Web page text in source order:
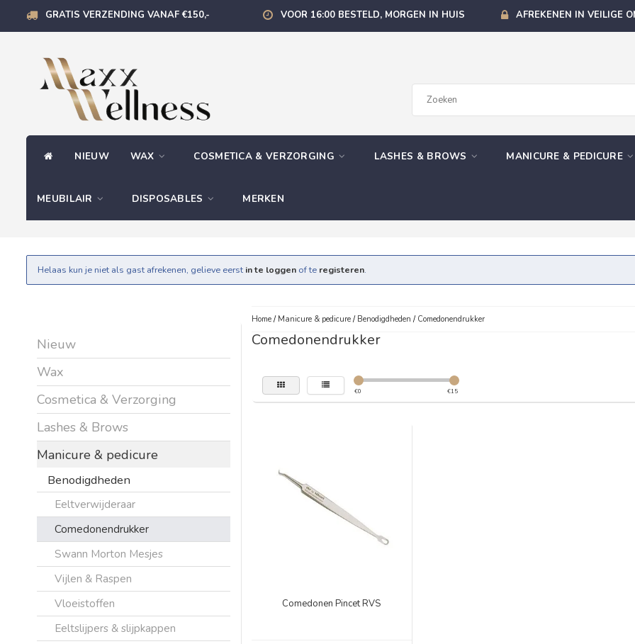
GRATIS VERZENDING VANAF €150,- VOOR 16:00 BESTELD, MORGEN IN HUIS AFREKENEN IN VEILIGE
NIEUW WAX COSMETICA & VERZORGING LASHES & BROWS MANICURE & PEDICURE
MEUBILAIR DISPOSABLES MERKEN
Helaas kun je niet als gast afrekenen, gelieve eerst in te loggen of te registeren.
Nieuw
Wax
Cosmetica & Verzorging
Lashes & Brows
Manicure & pedicure
Benodigdheden
Eeltverwijderaar
Comedonendrukker
Swann Morton Mesjes
Vijlen & Raspen
Vloeistoffen
Eeltslijpers & slijpkappen
Home/ Manicure & pedicure/ Benodigdheden / Comedonendrukker
Comedonendrukker
€0 €15
Comedonen Pincet RVS